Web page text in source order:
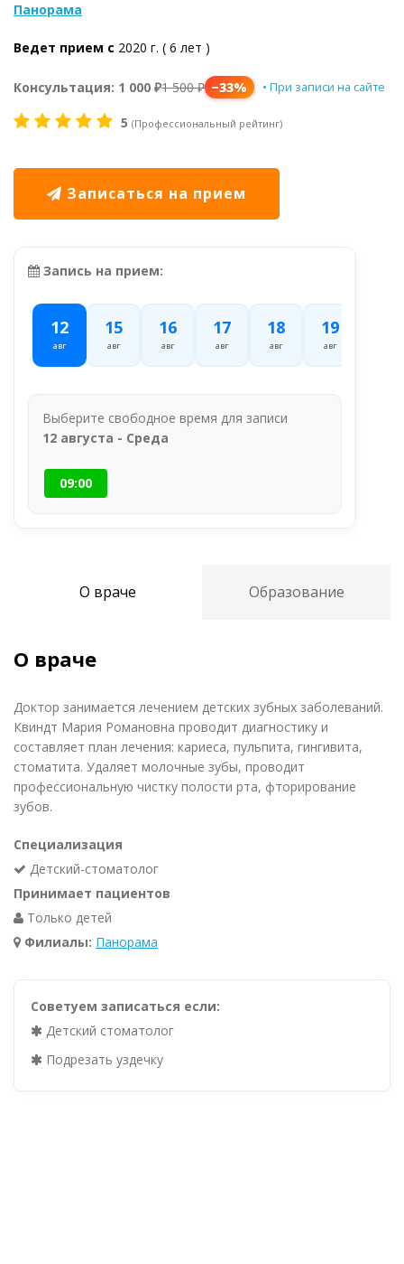
Панорама
Ведет прием с 2020 г. ( 6 лет )
Консультация: 1 000 ₽1 500 ₽ −33% • При записи на сайте
5 (Профессиональный рейтинг)
Записаться на прием
Запись на прием:
12
авг
15
авг
16
авг
17
авг
18
авг
19
авг
Выберите свободное время для записи
12 августа - Среда
09:00
О враче Образование
О враче
Доктор занимается лечением детских зубных заболеваний.
Квиндт Мария Романовна проводит диагностику и
составляет план лечения: кариеса, пульпита, гингивита,
стоматита. Удаляет молочные зубы, проводит
профессиональную чистку полости рта, фторирование
зубов.
Специализация
Детский-стоматолог
Принимает пациентов
Только детей
Филиалы: Панорама
Советуем записаться если:
Детский стоматолог
Подрезать уздечку